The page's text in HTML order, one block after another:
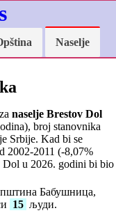
Naselje
naselje Brestov Dol
broj stanovnika
Srbije. Kad bi se
2002-2011 (-8,07%
Dol u 2026. godini bi bio
Бабушница,
15 људи.